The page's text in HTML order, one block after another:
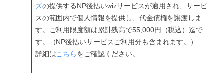
ズの提供するNP後払いwizサービスが適用され、サービ
スの範囲内で個人情報を提供し、代金債権を譲渡しま
す。ご利用限度額は累計残高で55,000円（税込）迄で
す。（NP後払いサービスご利用分も含まれます。）
詳細は こちら をご確認ください。